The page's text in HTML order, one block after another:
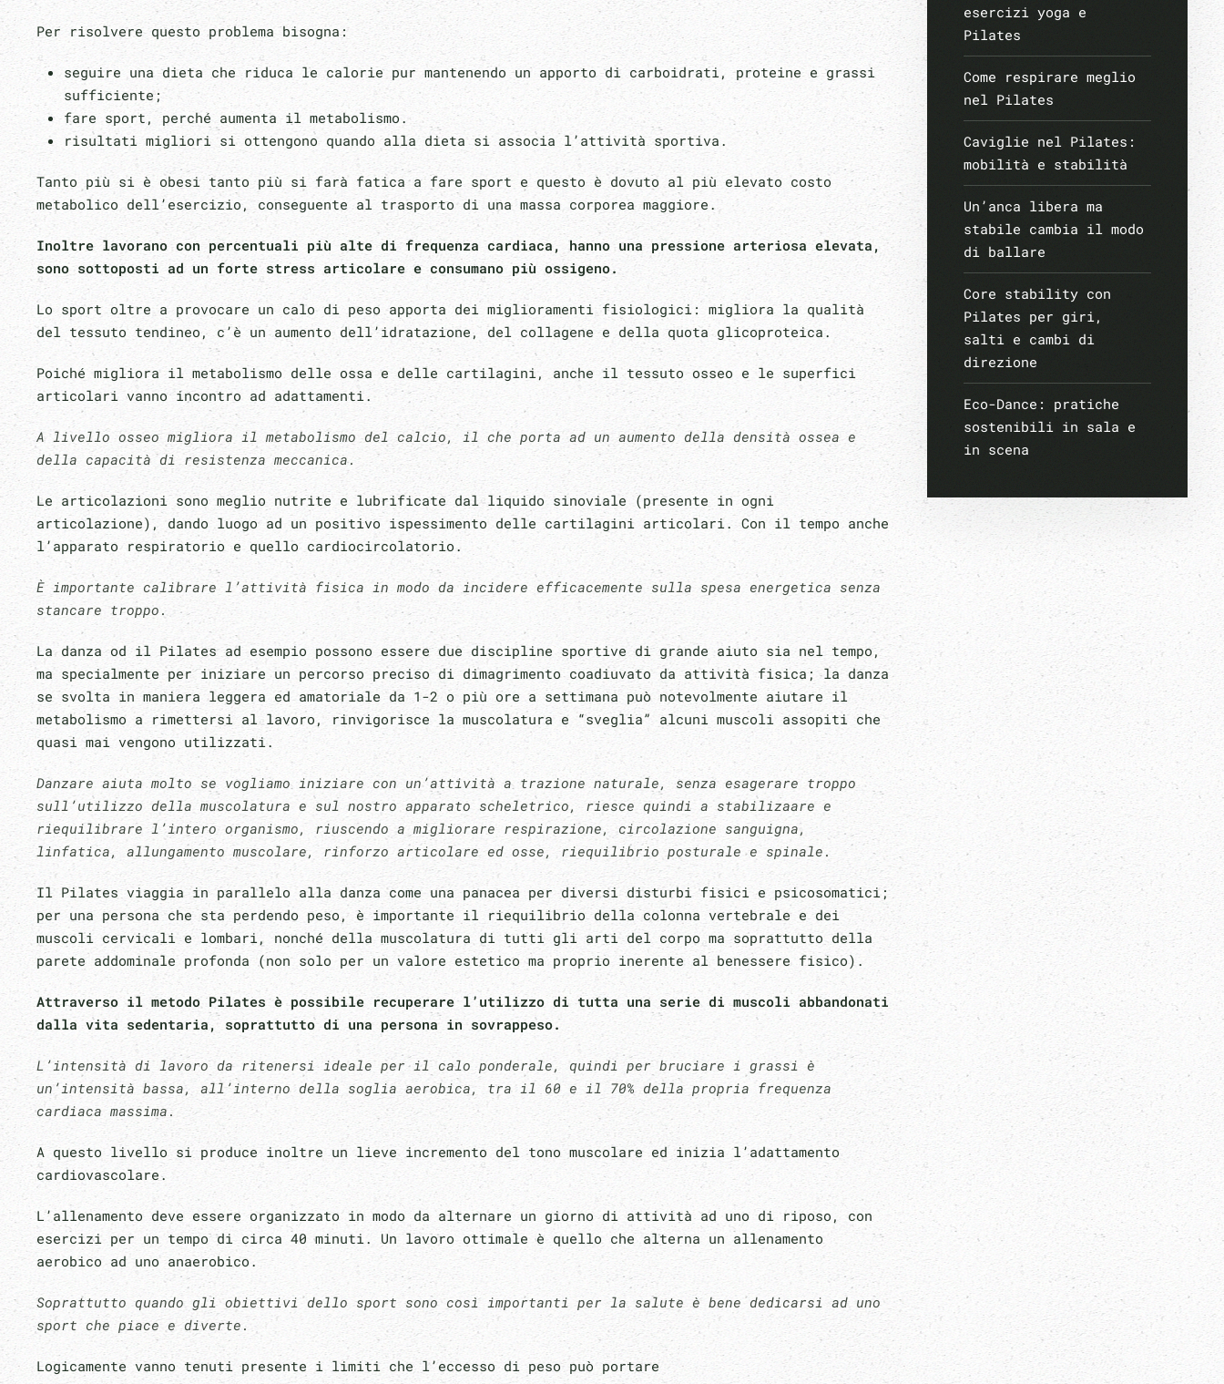
Per risolvere questo problema bisogna:
seguire una dieta che riduca le calorie pur mantenendo un apporto di carboidrati, proteine e grassi
sufficiente;
fare sport, perché aumenta il metabolismo.
risultati migliori si ottengono quando alla dieta si associa l’attività sportiva.
Tanto più si è obesi tanto più si farà fatica a fare sport e questo è dovuto al più elevato costo
metabolico dell’esercizio, conseguente al trasporto di una massa corporea maggiore.
Inoltre lavorano con percentuali più alte di frequenza cardiaca, hanno una pressione arteriosa elevata,
sono sottoposti ad un forte stress articolare e consumano più ossigeno.
Lo sport oltre a provocare un calo di peso apporta dei miglioramenti fisiologici: migliora la qualità
del tessuto tendineo, c’è un aumento dell’idratazione, del collagene e della quota glicoproteica.
Poiché migliora il metabolismo delle ossa e delle cartilagini, anche il tessuto osseo e le superfici
articolari vanno incontro ad adattamenti.
A livello osseo migliora il metabolismo del calcio, il che porta ad un aumento della densità ossea e
della capacità di resistenza meccanica.
Le articolazioni sono meglio nutrite e lubrificate dal liquido sinoviale (presente in ogni
articolazione), dando luogo ad un positivo ispessimento delle cartilagini articolari. Con il tempo anche
l’apparato respiratorio e quello cardiocircolatorio.
È importante calibrare l’attività fisica in modo da incidere efficacemente sulla spesa energetica senza
stancare troppo.
La danza od il Pilates ad esempio possono essere due discipline sportive di grande aiuto sia nel tempo,
ma specialmente per iniziare un percorso preciso di dimagrimento coadiuvato da attività fisica; la danza
se svolta in maniera leggera ed amatoriale da 1-2 o più ore a settimana può notevolmente aiutare il
metabolismo a rimettersi al lavoro, rinvigorisce la muscolatura e “sveglia” alcuni muscoli assopiti che
quasi mai vengono utilizzati.
Danzare aiuta molto se vogliamo iniziare con un’attività a trazione naturale, senza esagerare troppo
sull’utilizzo della muscolatura e sul nostro apparato scheletrico, riesce quindi a stabilizaare e
riequilibrare l’intero organismo, riuscendo a migliorare respirazione, circolazione sanguigna,
linfatica, allungamento muscolare, rinforzo articolare ed osse, riequilibrio posturale e spinale.
Il Pilates viaggia in parallelo alla danza come una panacea per diversi disturbi fisici e psicosomatici;
per una persona che sta perdendo peso, è importante il riequilibrio della colonna vertebrale e dei
muscoli cervicali e lombari, nonché della muscolatura di tutti gli arti del corpo ma soprattutto della
parete addominale profonda (non solo per un valore estetico ma proprio inerente al benessere fisico).
Attraverso il metodo Pilates è possibile recuperare l’utilizzo di tutta una serie di muscoli abbandonati
dalla vita sedentaria, soprattutto di una persona in sovrappeso.
L’intensità di lavoro da ritenersi ideale per il calo ponderale, quindi per bruciare i grassi è
un’intensità bassa, all’interno della soglia aerobica, tra il 60 e il 70% della propria frequenza
cardiaca massima.
A questo livello si produce inoltre un lieve incremento del tono muscolare ed inizia l’adattamento
cardiovascolare.
L’allenamento deve essere organizzato in modo da alternare un giorno di attività ad uno di riposo, con
esercizi per un tempo di circa 40 minuti. Un lavoro ottimale è quello che alterna un allenamento
aerobico ad uno anaerobico.
Soprattutto quando gli obiettivi dello sport sono così importanti per la salute è bene dedicarsi ad uno
sport che piace e diverte.
Logicamente vanno tenuti presente i limiti che l’eccesso di peso può portare
esercizi yoga e
Pilates
Come respirare meglio
nel Pilates
Caviglie nel Pilates:
mobilità e stabilità
Un’anca libera ma
stabile cambia il modo
di ballare
Core stability con
Pilates per giri,
salti e cambi di
direzione
Eco-Dance: pratiche
sostenibili in sala e
in scena